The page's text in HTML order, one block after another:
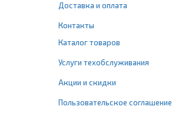
Доставка и оплата
Контакты
Каталог товаров
Услуги техобслуживания
Акции и скидки
Пользовательское соглашение